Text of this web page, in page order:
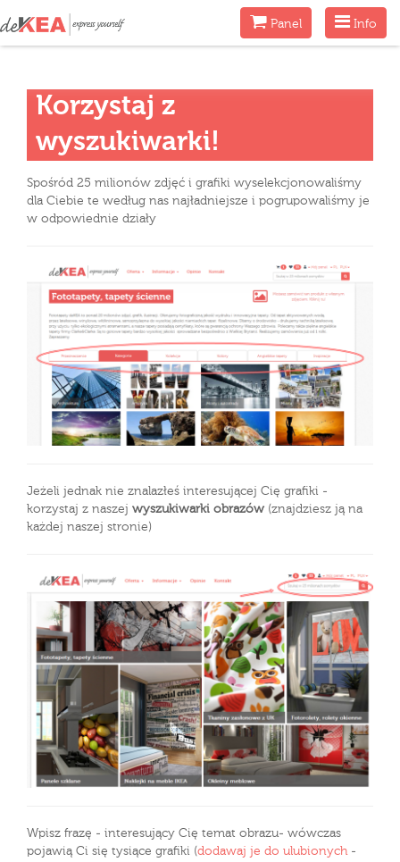
Menu
Info
MenuPanel
Korzystaj z
wyszukiwarki!
Spośród 25 milionów zdjęć i grafiki wyselekcjonowaliśmy
dla Ciebie te według nas najładniejsze i pogrupowaliśmy je
w odpowiednie działy
Jeżeli jednak nie znalazłeś interesującej Cię grafiki -
korzystaj z naszej wyszukiwarki obrazów (znajdziesz ją na
każdej naszej stronie)
Wpisz frazę - interesujący Cię temat obrazu- wówczas
pojawią Ci się tysiące grafiki (dodawaj je do ulubionych-